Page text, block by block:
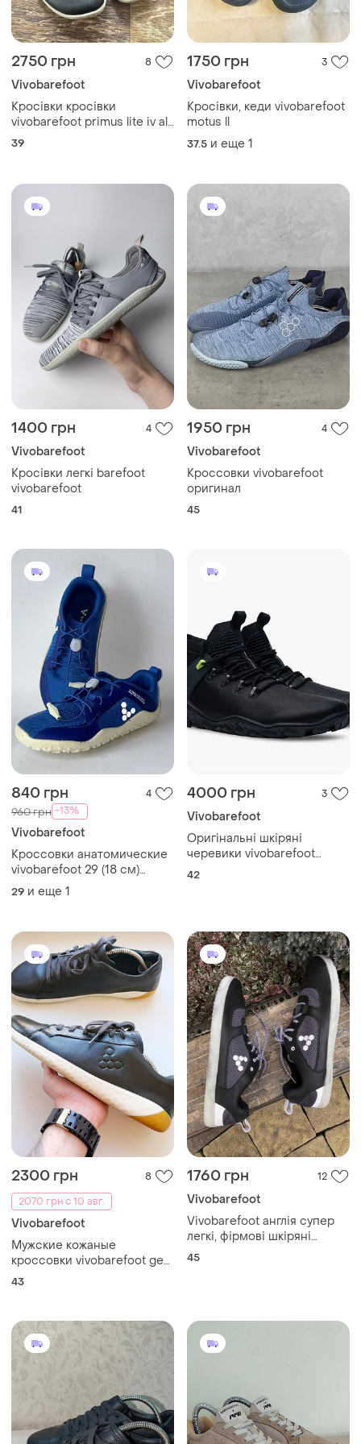
2750 грн 8
Vivobarefoot
Кросівки кросівки
vivobarefoot primus lite iv all
weather розмі 39 устілка з
39
1750 грн 3
Vivobarefoot
Кросівки, кеди vivobarefoot
motus ll
37.5 и еще 1
1400 грн 4
Vivobarefoot
Кросівки легкі barefoot
vivobarefoot
41
1950 грн 4
Vivobarefoot
Кроссовки vivobarefoot
оригинал
45
840 грн 4
960 грн -13%
Vivobarefoot
Кроссовки анатомические
vivobarefoot 29 (18 см)
оригинал босоноги
унисекс
29 и еще 1
4000 грн 3
Vivobarefoot
Оригінальні шкіряні
черевики vivobarefoot
magna forest esc
42
2300 грн
8
2070 грн с 10 авг.
Vivobarefoot
Мужские кожаные
кроссовки vivobarefoot geo
court iv
43
1760 грн 12
Vivobarefoot
Vivobarefoot англія супер
легкі, фірмові шкіряні
кросівки чоловічі трекінг
45